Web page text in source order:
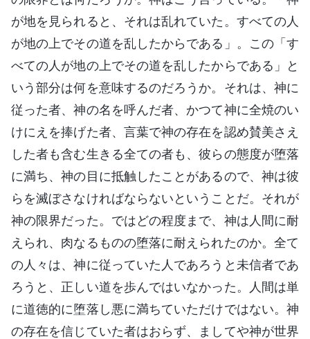
が地を見られると、それは乱れていた。すべての人
が地の上でその道を乱したからである」。この「す
べての人が地の上でその道を乱したからである」と
いう部分は何を意味するのだろうか。それは、神に
従った者、神の名を呼んだ者、かつて神に全焼のい
けにえを捧げた者、言葉で神の存在を認め賛美さえ
した者も含む生きる全ての者も、彼らの態度が堕落
に満ち、神の目に抵触したことがあるので、神は彼
らを滅ぼさなければならないということだ。それが
神の限界だった。ではどの程度まで、神は人間に耐
えられ、肉なるものの堕落に耐えられたのか。全て
の人々は、神に従っていた人であろうと未信者であ
ろうと、正しい道を歩んではいなかった。人間は単
に道徳的に堕落し悪に満ちていただけではない。神
の存在を信じていた者はおらず、ましてや神が世界